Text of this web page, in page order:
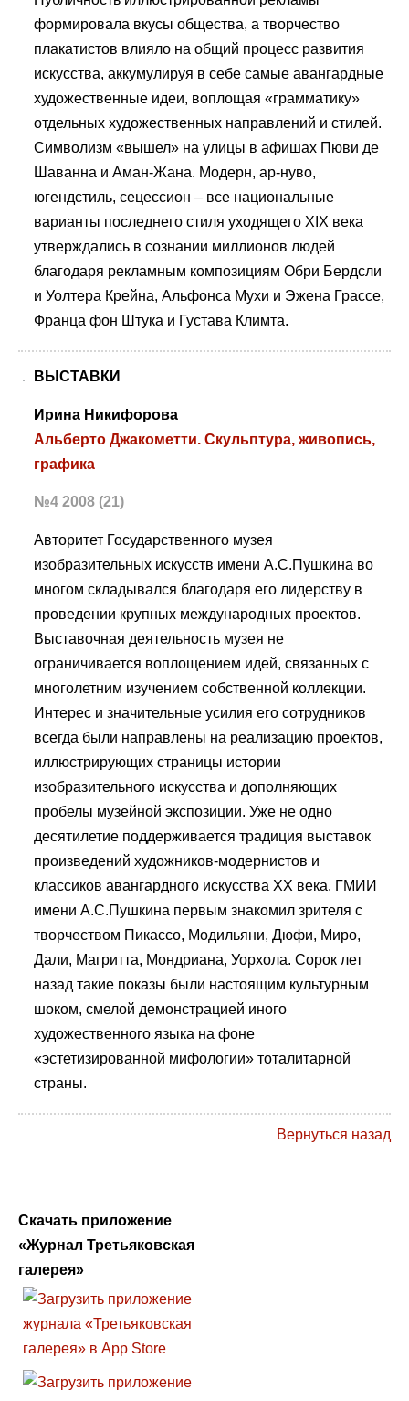
формировала вкусы общества, а творчество
плакатистов влияло на общий процесс развития
искусства, аккумулируя в себе самые авангардные
художественные идеи, воплощая «грамматику»
отдельных художественных направлений и стилей.
Символизм «вышел» на улицы в афишах Пюви де
Шаванна и Аман-Жана. Модерн, ар-нуво,
югендстиль, сецессион – все национальные
варианты последнего стиля уходящего XIX века
утверждались в сознании миллионов людей
благодаря рекламным композициям Обри Бердсли
и Уолтера Крейна, Альфонса Мухи и Эжена Грассе,
Франца фон Штука и Густава Климта.
ВЫСТАВКИ
Ирина Никифорова
Альберто Джакометти. Скульптура, живопись,
графика
№4 2008 (21)
Авторитет Государственного музея
изобразительных искусств имени А.С.Пушкина во
многом складывался благодаря его лидерству в
проведении крупных международных проектов.
Выставочная деятельность музея не
ограничивается воплощением идей, связанных с
многолетним изучением собственной коллекции.
Интерес и значительные усилия его сотрудников
всегда были направлены на реализацию проектов,
иллюстрирующих страницы истории
изобразительного искусства и дополняющих
пробелы музейной экспозиции. Уже не одно
десятилетие поддерживается традиция выставок
произведений художников-модернистов и
классиков авангардного искусства XX века. ГМИИ
имени А.С.Пушкина первым знакомил зрителя с
творчеством Пикассо, Модильяни, Дюфи, Миро,
Дали, Магритта, Мондриана, Уорхола. Сорок лет
назад такие показы были настоящим культурным
шоком, смелой демонстрацией иного
художественного языка на фоне
«эстетизированной мифологии» тоталитарной
страны.
Вернуться назад
Скачать приложение
«Журнал Третьяковская
галерея»